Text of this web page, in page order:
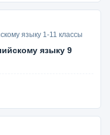
языку 1-11 классы
языку 9